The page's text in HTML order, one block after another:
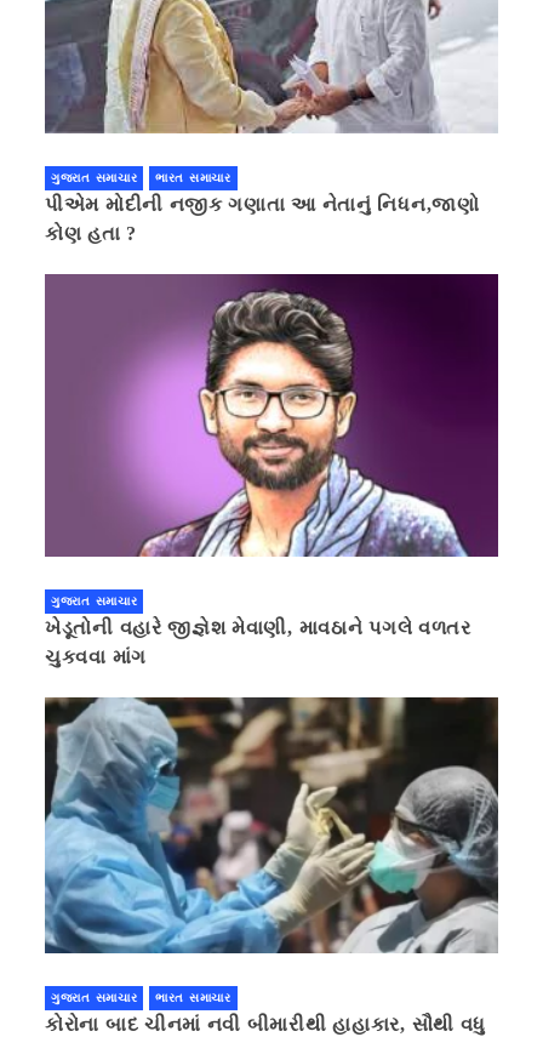
ગુજરાત સમાચાર ભારત સમાચાર
પીએમ મોદીની નજીક ગણાતા આ નેતાનું નિધન,જાણો
કોણ હતા ?
ગુજરાત સમાચાર
ખેડૂતોની વહારે જીજ્ઞેશ મેવાણી, માવઠાને પગલે વળતર
ચુકવવા માંગ
ગુજરાત સમાચાર ભારત સમાચાર
કોરોના બાદ ચીનમાં નવી બીમારીથી હાહાકાર, સૌથી વધુ